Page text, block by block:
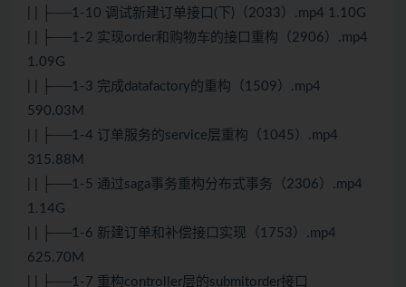
| | ├──1-10 调试新建订单接口(下)（2033）.mp4 1.10G
| | ├──1-2 实现order和购物车的接口重构（2906）.mp4
1.09G
| | ├──1-3 完成datafactory的重构（1509）.mp4
590.03M
| | ├──1-4 订单服务的service层重构（1045）.mp4
315.88M
| | ├──1-5 通过saga事务重构分布式事务（2306）.mp4
1.14G
| | ├──1-6 新建订单和补偿接口实现（1753）.mp4
625.70M
| | ├──1-7 重构controller层的submitorder接口